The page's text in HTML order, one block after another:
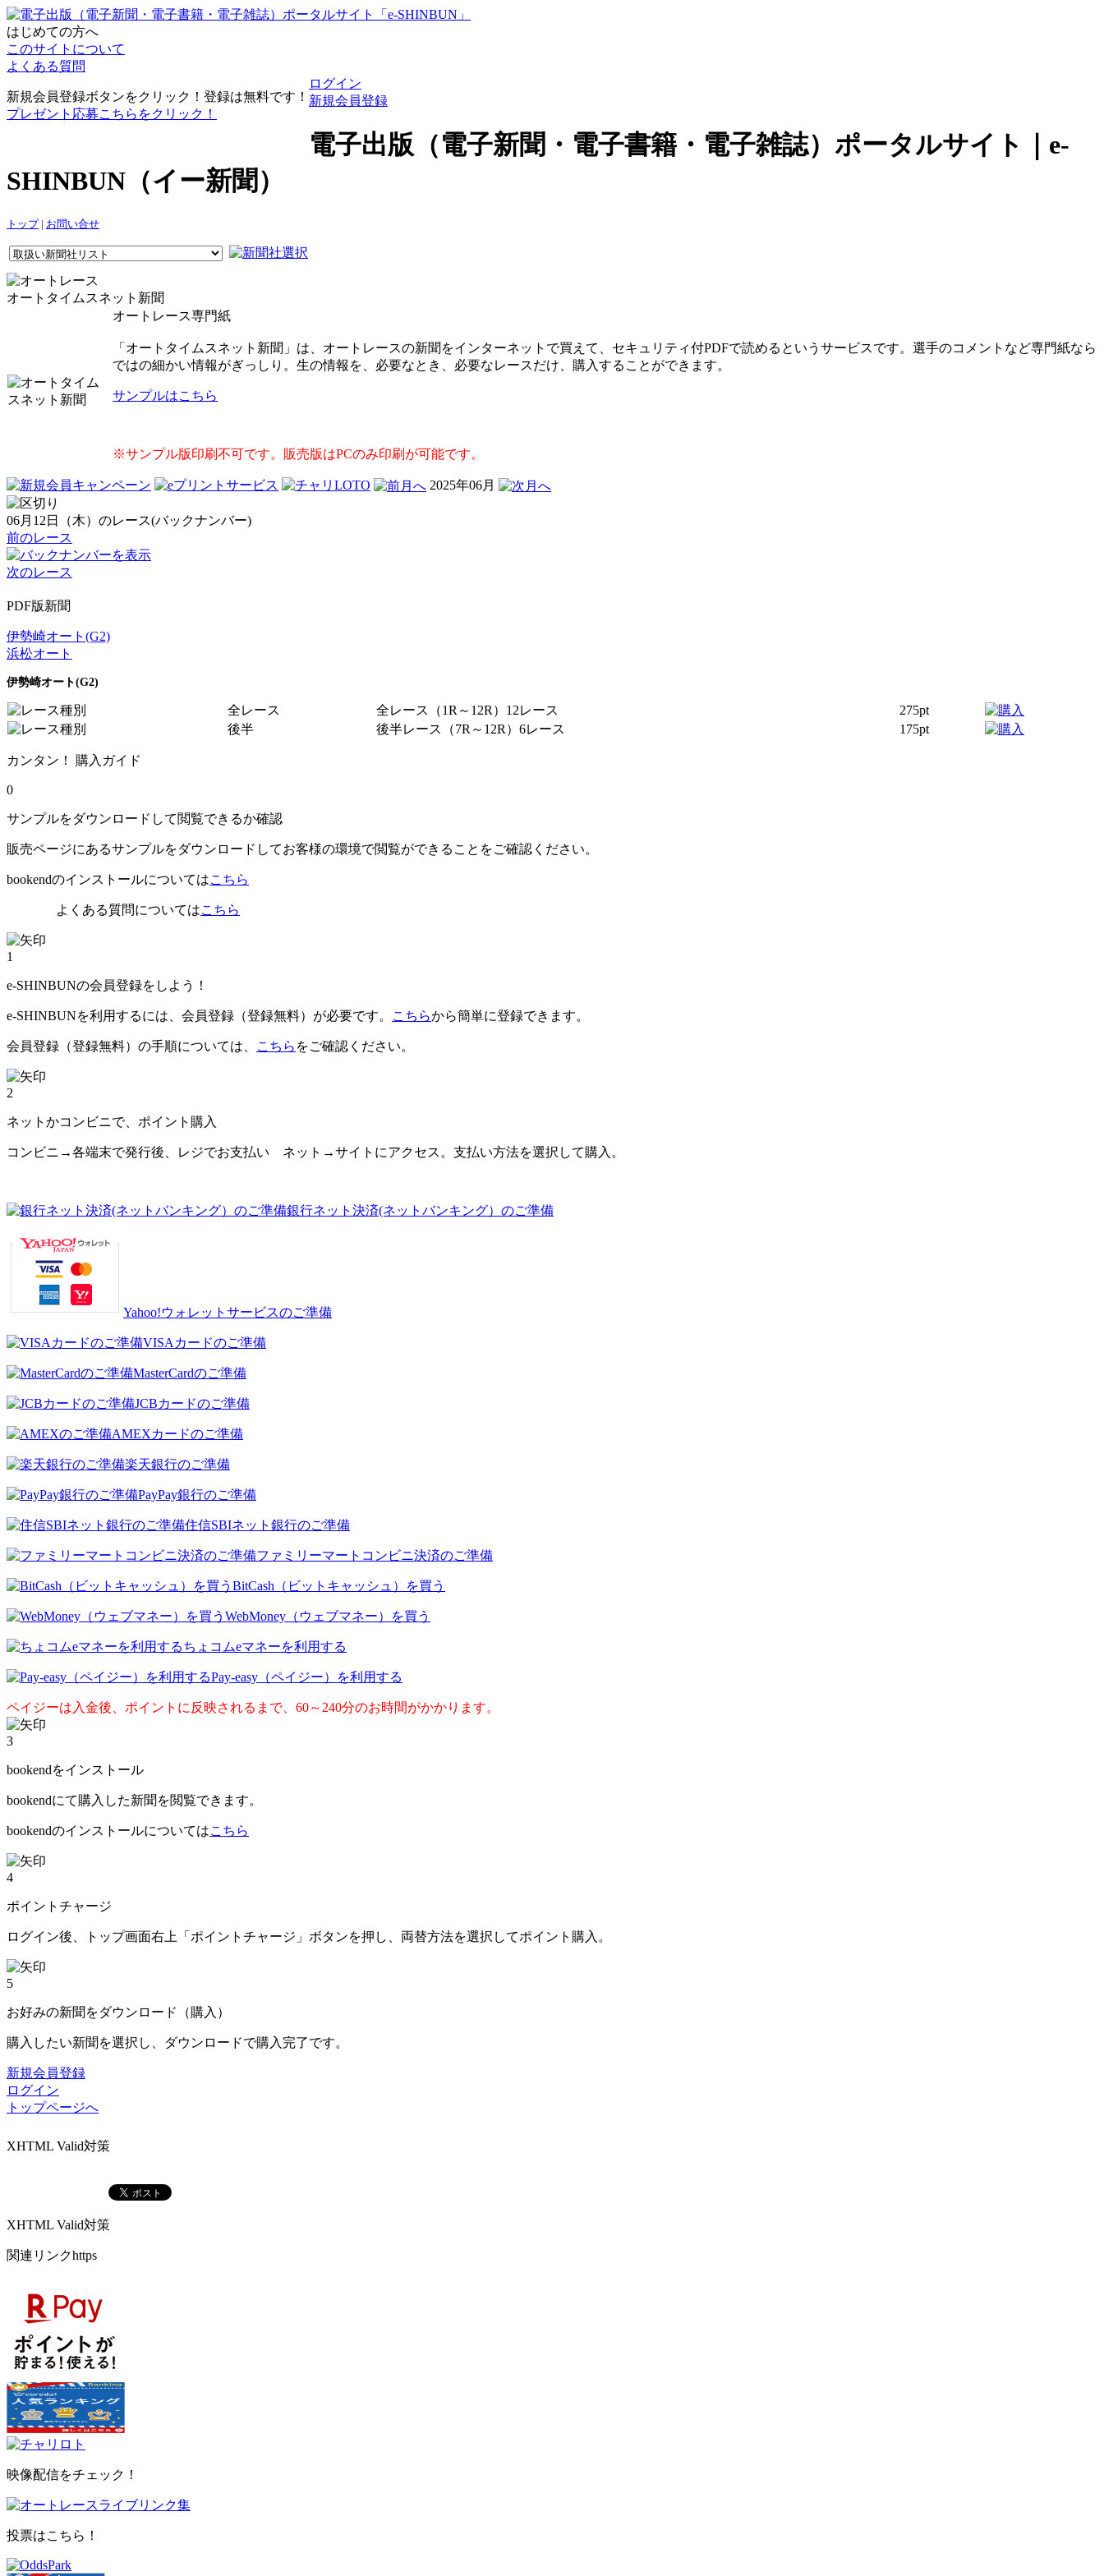
はじめての方へ
このサイトについて
よくある質問
新規会員登録ボタンをクリック！登録は無料です！
プレゼント応募こちらをクリック！
ログイン
新規会員登録
電子出版（電子新聞・電子書籍・電子雑誌）ポータルサイト｜e-
SHINBUN（イー新聞）
トップ| お問い合せ
オートタイムスネット新聞
オートレース専門紙
「オートタイムスネット新聞」は、オートレースの新聞をインターネットで買えて、セキュリティ付PDFで読めるというサービスです。選手のコメントなど専門紙なら
ではの細かい情報がぎっしり。生の情報を、必要なとき、必要なレースだけ、購入することができます。
サンプルはこちら
※サンプル版印刷不可です。販売版はPCのみ印刷が可能です。
2025年06月
06月12日（木）のレース(バックナンバー)
前のレース
次のレース
PDF版新聞
伊勢崎オート(G2)
浜松オート
伊勢崎オート(G2)
全レース 全レース（1R～12R）12レース
275pt
後半
後半レース（7R～12R）6レース 175pt
カンタン！ 購入ガイド
0
サンプルをダウンロードして閲覧できるか確認
販売ページにあるサンプルをダウンロードしてお客様の環境で閲覧ができることをご確認ください。
bookendのインストールについてはこちら
よくある質問についてはこちら
1
e-SHINBUNの会員登録をしよう！
e-SHINBUNを利用するには、会員登録（登録無料）が必要です。 こちらから簡単に登録できます。
会員登録（登録無料）の手順については、 こちら をご確認ください。
2
ネットかコンビニで、ポイント購入
コンビニ→各端末で発行後、レジでお支払い ネット→サイトにアクセス。支払い方法を選択して購入。
銀行ネット決済(ネットバンキング）のご準備
Yahoo!ウォレットサービスのご準備
VISAカードのご準備
MasterCardのご準備
JCBカードのご準備
AMEXカードのご準備
楽天銀行のご準備
PayPay銀行のご準備
住信SBIネット銀行のご準備
ファミリーマートコンビニ決済のご準備
BitCash（ビットキャッシュ）を買う
WebMoney（ウェブマネー）を買う
ちょコムeマネーを利用する
Pay-easy（ペイジー）を利用する
ペイジーは入金後、ポイントに反映されるまで、60～240分のお時間がかかります。
3
bookendをインストール
bookendにて購入した新聞を閲覧できます。
bookendのインストールについてはこちら
4
ポイントチャージ
ログイン後、トップ画面右上「ポイントチャージ」ボタンを押し、両替方法を選択してポイント購入。
5
お好みの新聞をダウンロード（購入）
購入したい新聞を選択し、ダウンロードで購入完了です。
新規会員登録
ログイン
トップページへ
XHTML Valid対策
XHTML Valid対策
関連リンクhttps
映像配信をチェック！
投票はこちら！